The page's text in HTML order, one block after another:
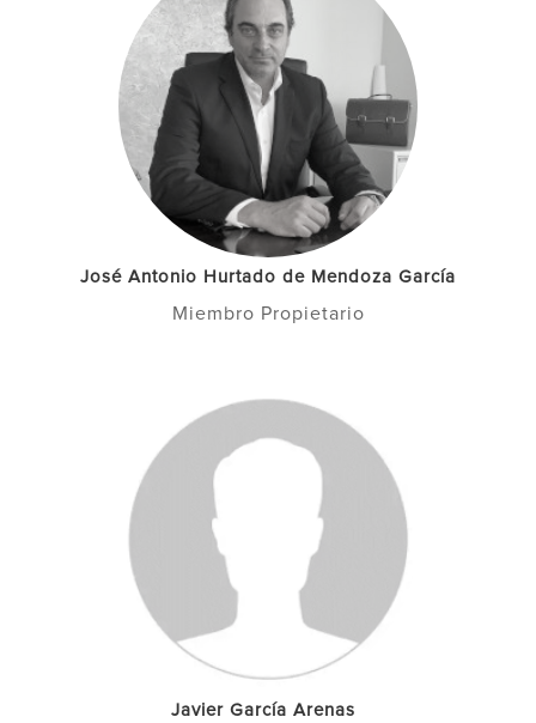
José Antonio Hurtado de Mendoza García
Miembro Propietario
Javier García Arenas